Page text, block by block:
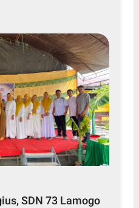
SDN 73 Lamogo